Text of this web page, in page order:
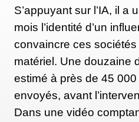
S’appuyant sur l’IA, il a
mois l’identité d’un
convaincre ces
matériel. Une douzaine
estimé à près de 45
envoyés, avant
Dans une vidéo